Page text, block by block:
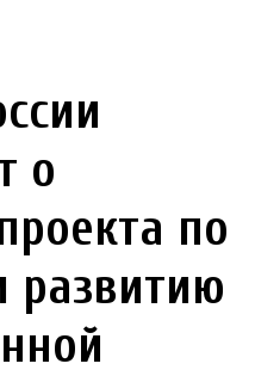
о
по
развитию